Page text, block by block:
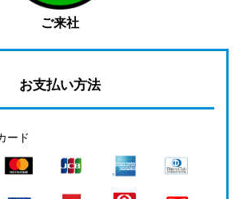
ご来社
お支払い方法
ード